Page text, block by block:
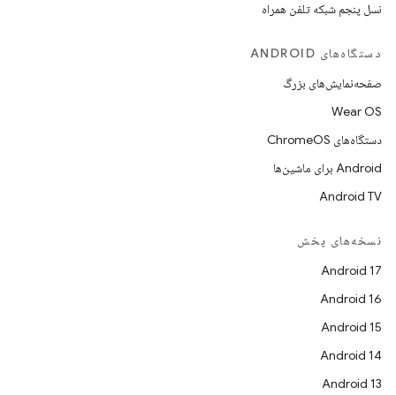
نسل پنجم شبکه تلفن همراه
دستگاه‌های ANDROID
صفحه‌نمایش‌های بزرگ
Wear OS
دستگاه‌های ChromeOS
Android برای ماشین‌ها
Android TV
نسخه‌های پخش
Android 17
Android 16
Android 15
Android 14
Android 13